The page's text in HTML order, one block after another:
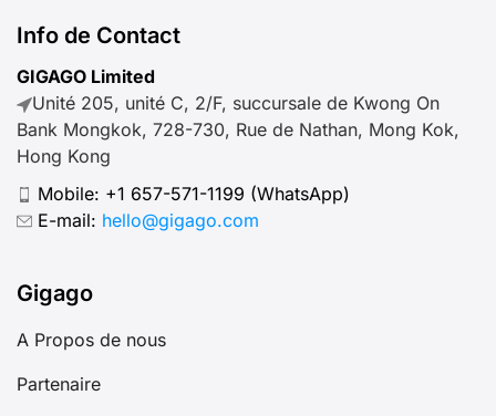
Info de Contact
GIGAGO Limited
Unité 205, unité C, 2/F, succursale de Kwong On
Bank Mongkok, 728-730, Rue de Nathan, Mong Kok,
Hong Kong
Mobile: +1 657-571-1199 (WhatsApp)
E-mail: hello@gigago.com
Gigago
A Propos de nous
Partenaire